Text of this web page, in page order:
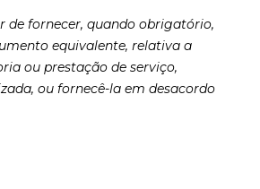
de fornecer, quando obrigatório,
equivalente, relativa a
ou prestação de serviço,
ou fornecê-la em desacordo